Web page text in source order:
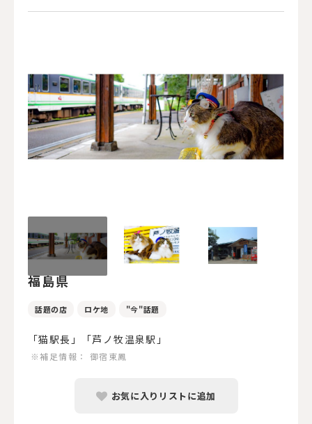
福島県
話題の店 ロケ地 "今"話題
「猫駅長」「芦ノ牧温泉駅」
※補足情報： 御宿東鳳
お気に入りリストに追加